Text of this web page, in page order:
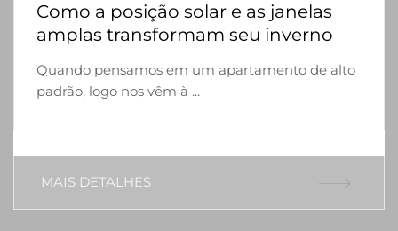
Como a posição solar e as janelas
amplas transformam seu inverno
Quando pensamos em um apartamento de alto
padrão, logo nos vêm à ...
MAIS DETALHES